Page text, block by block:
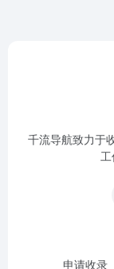
千流导航致力于
工
申请收录